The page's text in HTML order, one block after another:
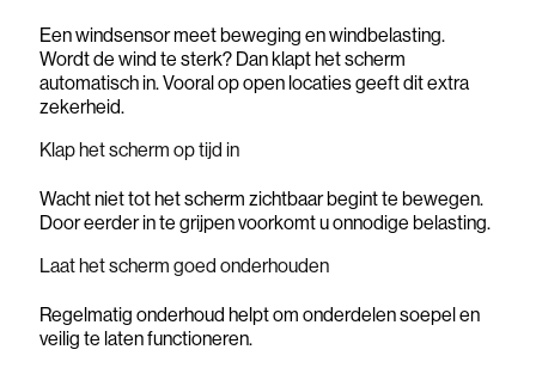
Een windsensor meet beweging en windbelasting.
Wordt de wind te sterk? Dan klapt het scherm
automatisch in. Vooral op open locaties geeft dit extra
zekerheid.
Klap het scherm op tijd in
Wacht niet tot het scherm zichtbaar begint te bewegen.
Door eerder in te grijpen voorkomt u onnodige belasting.
Laat het scherm goed onderhouden
Regelmatig onderhoud helpt om onderdelen soepel en
veilig te laten functioneren.